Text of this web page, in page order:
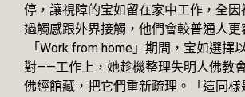
停，讓視障的宝如留在家中工作，全
過觸感跟外界接觸，他們會較普通人更
「Work from home」期間，宝如選擇
對——工作上，她趁機整理失明人佛教
佛經館藏，把它們重新疏理。「這同